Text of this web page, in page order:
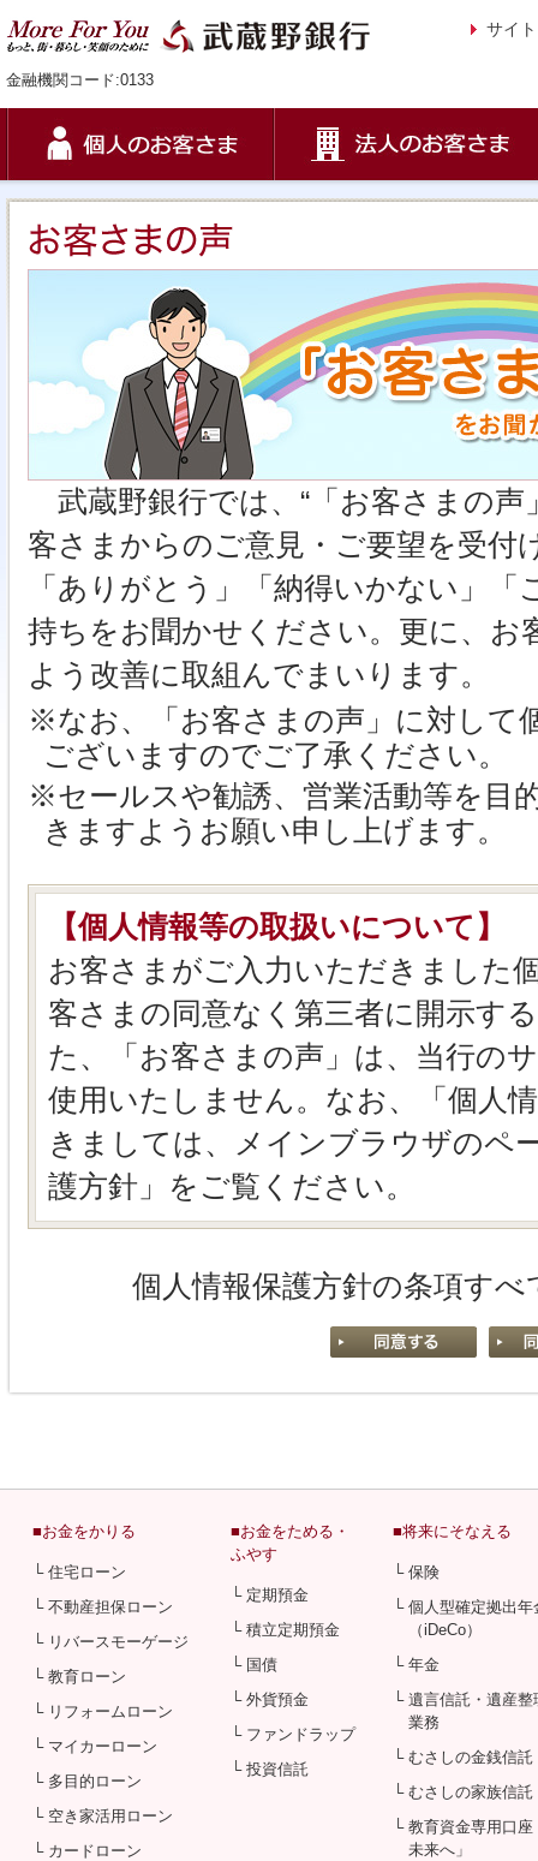
金融機関コード:0133
サイ
武蔵野銀行では、“「お客さまの声
客さまからのご意見・ご要望を受付
「ありがとう」「納得いかない」
持ちをお聞かせください。更に、お
よう改善に取組んでまいります。
※なお、「お客さまの声」に対して
ございますのでご了承ください。
※セールスや勧誘、営業活動等を目
きますようお願い申し上げます。
【個人情報等の取扱いについて】
お客さまがご入力いただきました
客さまの同意なく第三者に開示す
た、「お客さまの声」は、当行の
使用いたしません。なお、「個人
きましては、メインブラウザのペ
護方針」をご覧ください。
個人情報保護方針の条項す
■お金をかりる
└ 住宅ローン
└ 不動産担保ローン
└ リバースモーゲージ
└ 教育ローン
└ リフォームローン
└ マイカーローン
└ 多目的ローン
└ 空き家活用ローン
└ カードローン
■お金をためる・
ふやす
└ 定期預金
└ 積立定期預金
└ 国債
└ 外貨預金
└ ファンドラップ
└ 投資信託
■将来にそなえる
└ 保険
└ 個人型確定拠出年
（iDeCo）
└ 年金
└ 遺言信託・遺産整
業務
└ むさしの金銭信託
└ むさしの家族信託
└ 教育資金専用口座
未来へ」